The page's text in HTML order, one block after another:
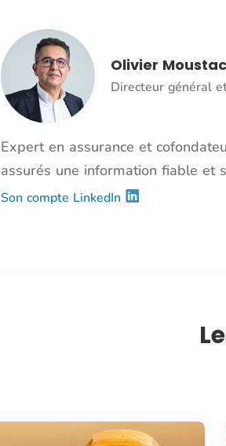
Olivier
Directeur général
Expert en assurance et
assurés une information fiable et
Son compte LinkedIn